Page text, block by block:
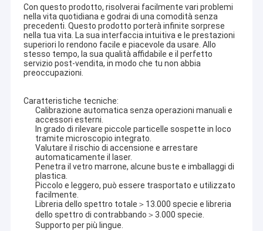
Con questo prodotto, risolverai facilmente vari problemi
nella vita quotidiana e godrai di una comodità senza
precedenti. Questo prodotto porterà infinite sorprese
nella tua vita. La sua interfaccia intuitiva e le prestazioni
superiori lo rendono facile e piacevole da usare. Allo
stesso tempo, la sua qualità affidabile e il perfetto
servizio post-vendita, in modo che tu non abbia
preoccupazioni.
Caratteristiche tecniche:
Calibrazione automatica senza operazioni manuali e
accessori esterni.
In grado di rilevare piccole particelle sospette in loco
tramite microscopio integrato.
Valutare il rischio di accensione e arrestare
automaticamente il laser.
Penetra il vetro marrone, alcune buste e imballaggi di
plastica.
Piccolo e leggero, può essere trasportato e utilizzato
facilmente.
Libreria dello spettro totale＞13.000 specie e libreria
dello spettro di contrabbando＞3.000 specie.
Supporto per più lingue.